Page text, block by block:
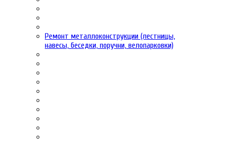
Ремонт металлоконструкции (лестницы,
навесы, беседки, поручни, велопарковки)